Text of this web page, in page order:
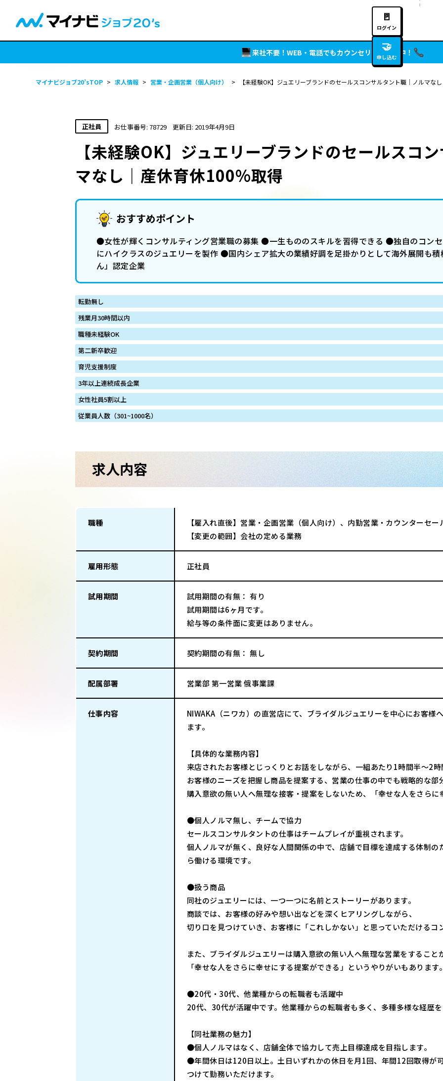
🚪
ログイン
🤝
申し込む
来社不要！WEB・電話でもカウンセリング実施中！
マイナビジョブ20’sTOP > 求人情報 > 営業・企画営業（個人向け） > 【未経験OK】ジュエリーブランドのセールスコンサルタント職｜ノルマな
正社員 お仕事番号: 78729 更新日: 2019年4月9日
【未経験OK】ジュエリーブランドのセールスコ
マなし｜産休育休100%取得
おすすめポイント
●女性が輝くコンサルティング営業職の募集 ●一生もののスキルを習得できる ●独自のコン
にハイクラスのジュエリーを製作 ●国内シェア拡大の業績好調を足掛かりとして海外展開も
ん」認定企業
転勤無し
残業月30時間以内
職種未経験OK
第二新卒歓迎
育児支援制度
3年以上連続成長企業
女性社員5割以上
従業員人数（301~1000名）
求人内容
職種
【雇入れ直後】営業・企画営業（個人向け）、内勤営業・カウンターセー
【変更の範囲】会社の定める業務
雇用形態 正社員
試用期間
試用期間の有無： 有り
試用期間は6ヶ月です。
給与等の条件面に変更はありません。
契約期間 契約期間の有無： 無し
配属部署 営業部 第一営業 俄事業課
仕事内容
NIWAKA（ニワカ）の直営店にて、ブライダルジュエリーを中心にお客様
ます。
【具体的な業務内容】
来店されたお客様とじっくりとお話をしながら、一組あたり1時間半～2
お客様のニーズを把握し商品を提案する、営業の仕事の中でも戦略的な部
購入意欲の無い人へ無理な接客・提案をしないため、「幸せな人をさら
●個人ノルマ無し、チームで協力
セールスコンサルタントの仕事はチームプレイが重視されます。
個人ノルマが無く、良好な人間関係の中で、店舗で目標を達成する体制
ら働ける環境です。
●扱う商品
同社のジュエリーには、一つ一つに名前とストーリーがあります。
商談では、お客様の好みや想い出などを深くヒアリングしながら、
切り口を見つけていき、お客様に「これしかない」と思っていただける
また、ブライダルジュエリーは購入意欲の無い人へ無理な営業をすること
「幸せな人をさらに幸せにする提案ができる」というやりがいもあります
●20代・30代、他業種からの転職者も活躍中
20代、30代が活躍中です。他業種からの転職者も多く、多種多様な経歴
【同社業務の魅力】
●個人ノルマはなく、店舗全体で協力して売上目標達成を目指します。
●年間休日は120日以上。土日いずれかの休日を月1回、年間12回取得が
つけて勤務いただけます。